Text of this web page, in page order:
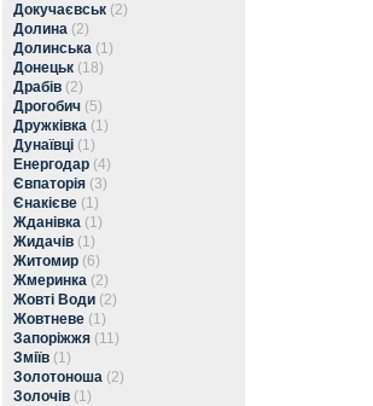
Докучаєвськ (2)
Долина (2)
Долинська (1)
Донецьк (18)
Драбів (2)
Дрогобич (5)
Дружківка (1)
Дунаївці (1)
Енергодар (4)
Євпаторія (3)
Єнакієве (1)
Жданівка (1)
Жидачів (1)
Житомир (6)
Жмеринка (2)
Жовті Води (2)
Жовтневе (1)
Запоріжжя (11)
Зміїв (1)
Золотоноша (2)
Золочів (1)